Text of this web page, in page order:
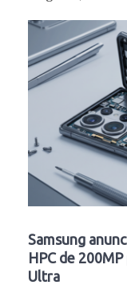
Samsung
HPC de
Ultra